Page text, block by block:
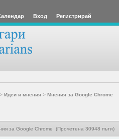
Вход Регистрирай
Идеи и мнения > Мнения за Google Chrome
за Google Chrome (Прочетена 30948 пъти)